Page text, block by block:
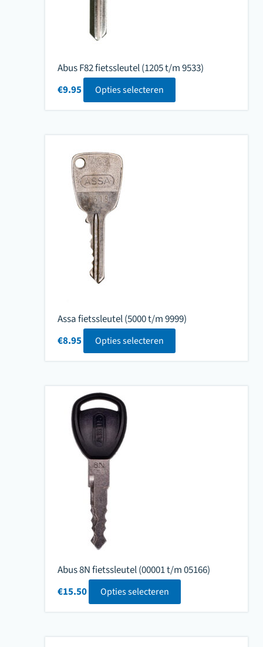
Abus F82 fietssleutel (1205 t/m 9533)
€9.95 Opties selecteren
Assa fietssleutel (5000 t/m 9999)
€8.95 Opties selecteren
Abus 8N fietssleutel (00001 t/m 05166)
€15.50 Opties selecteren